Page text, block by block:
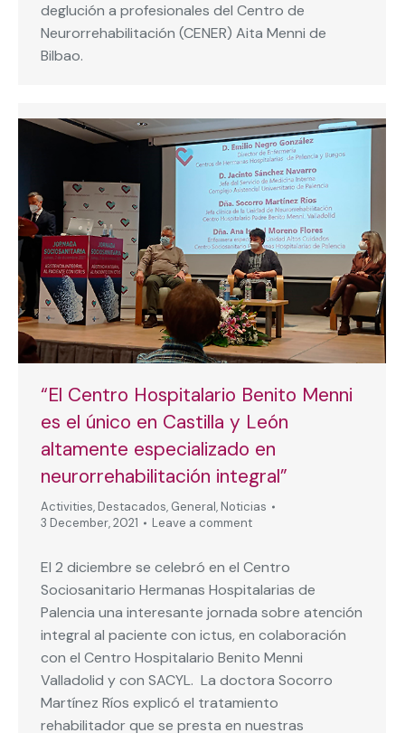
deglución a profesionales del Centro de
Neurorrehabilitación (CENER) Aita Menni de
Bilbao.
“El Centro Hospitalario Benito Menni
es el único en Castilla y León
altamente especializado en
neurorrehabilitación integral”
Activities, Destacados, General, Noticias
3 December, 2021
Leave a comment
El 2 diciembre se celebró en el Centro
Sociosanitario Hermanas Hospitalarias de
Palencia una interesante jornada sobre atención
integral al paciente con ictus, en colaboración
con el Centro Hospitalario Benito Menni
Valladolid y con SACYL. La doctora Socorro
Martínez Ríos explicó el tratamiento
rehabilitador que se presta en nuestras